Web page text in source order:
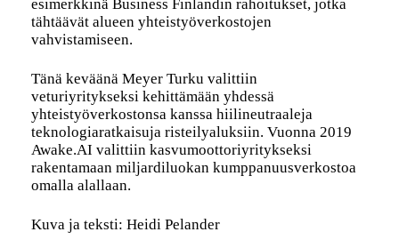
esimerkkinä Business Finlandin rahoitukset, jotka
tähtäävät alueen yhteistyöverkostojen
vahvistamiseen.
Tänä keväänä Meyer Turku valittiin
veturiyritykseksi kehittämään yhdessä
yhteistyöverkostonsa kanssa hiilineutraaleja
teknologiaratkaisuja risteilyaluksiin. Vuonna 2019
Awake.AI valittiin kasvumoottoriyritykseksi
rakentamaan miljardiluokan kumppanuusverkostoa
omalla alallaan.
Kuva ja teksti: Heidi Pelander